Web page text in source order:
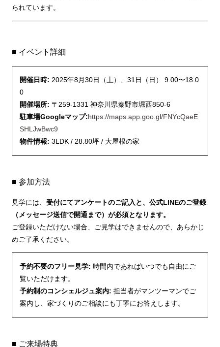
られています。
■ イベント詳細
開催日時: 2025年8月30日（土）、31日（日） 9:00〜18:0
0
開催場所: 〒259-1331 神奈川県秦野市堀西850-6
駐車場Googleマップ:https://maps.app.goo.gl/FNYcQaeE
SHLJwBwc9
物件情報: 3LDK / 28.80坪 / 大屋根の家
■ 参加方法
見学には、受付にてアンケートのご記入と、公式LINEのご登録
（メッセージ送信で開通まで）が必須となります。
ご登録いただけない場合、ご見学はできませんので、あらかじ
めご了承ください。
予約不要のフリー見学: 時間内であればいつでも自由にご
覧いただけます。
予約制のコンシェルジュ案内: 担当者がマンツーマンでご
案内し、家づくりのご相談にも丁寧にお答えします。
■ ご来場特典